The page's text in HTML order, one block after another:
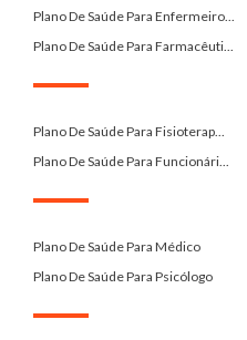
Plano De Saúde Para Enfermeiro...
Plano De Saúde Para Farmacêuti...
Plano De Saúde Para Fisioterap...
Plano De Saúde Para Funcionári...
Plano De Saúde Para Médico
Plano De Saúde Para Psicólogo